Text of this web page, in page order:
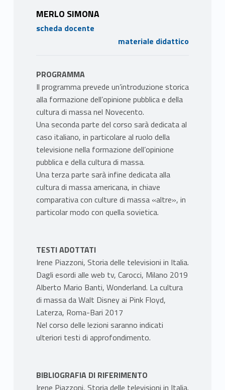
MERLO SIMONA
scheda docente
materiale didattico
PROGRAMMA
Il programma prevede un’introduzione storica
alla formazione dell’opinione pubblica e della
cultura di massa nel Novecento.
Una seconda parte del corso sarà dedicata al
caso italiano, in particolare al ruolo della
televisione nella formazione dell’opinione
pubblica e della cultura di massa.
Una terza parte sarà infine dedicata alla
cultura di massa americana, in chiave
comparativa con culture di massa «altre», in
particolar modo con quella sovietica.
TESTI ADOTTATI
Irene Piazzoni, Storia delle televisioni in Italia.
Dagli esordi alle web tv, Carocci, Milano 2019
Alberto Mario Banti, Wonderland. La cultura
di massa da Walt Disney ai Pink Floyd,
Laterza, Roma-Bari 2017
Nel corso delle lezioni saranno indicati
ulteriori testi di approfondimento.
BIBLIOGRAFIA DI RIFERIMENTO